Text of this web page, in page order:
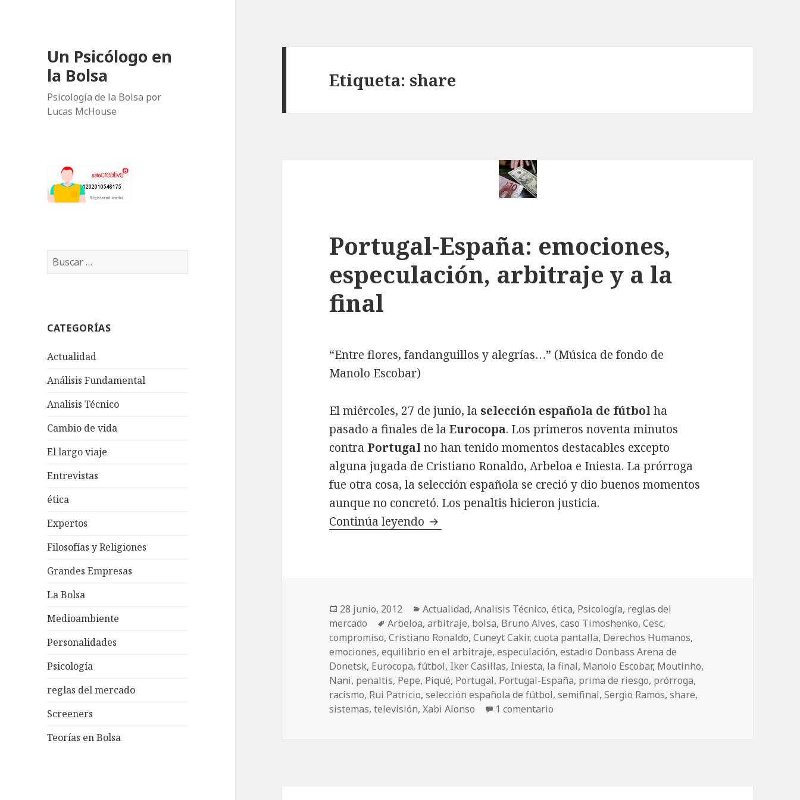
Un Psicólogo en
la Bolsa
Psicología de la Bolsa por
Lucas McHouse
B
u
r
CATEGORÍAS
Actualidad
Análisis Fundamental
Analisis Técnico
Cambio de vida
El largo viaje
Entrevistas
ética
Expertos
Filosofías y Religiones
Grandes Empresas
La Bolsa
Medioambiente
Personalidades
Psicología
reglas del mercado
Screeners
Teorías en Bolsa
Etiqueta: share
Portugal-España: emociones,
especulación, arbitraje y a la
final
“Entre flores, fandanguillos y alegrías…” (Música de fondo de
Manolo Escobar)
El miércoles, 27 de junio, la selección española de fútbol ha
pasado a finales de laEurocopa. Los primeros noventa minutos
contra Portugal no han tenido momentos destacables excepto
alguna jugada de Cristiano Ronaldo, Arbeloa e Iniesta. La prórroga
fue otra cosa, la selección española se creció y dio buenos momentos
aunque no concretó. Los penaltis hicieron justicia.
Continúa leyendo Portugal-España: emociones, especulación, arbitraje y a la final
Publicado
el
28 junio, 2012 Categorías
Actualidad,Analisis Técnico,ética, Psicología, reglas del
mercado
Etiquetas
Arbeloa,arbitraje, bolsa, Bruno Alves,caso Timoshenko,Cesc,
compromiso,Cristiano Ronaldo,Cuneyt Cakir,cuota pantalla, Derechos Humanos,
emociones,equilibrio en el arbitraje,especulación,estadio Donbass Arena de
Donetsk, Eurocopa,fútbol, Iker Casillas, Iniesta, la final, Manolo Escobar, Moutinho,
Nani, penaltis, Pepe, Piqué, Portugal, Portugal-España, prima de riesgo, prórroga,
racismo, Rui Patricio,selección española de fútbol,semifinal,Sergio Ramos,share,
sistemas,televisión,Xabi Alonso 1 comentario